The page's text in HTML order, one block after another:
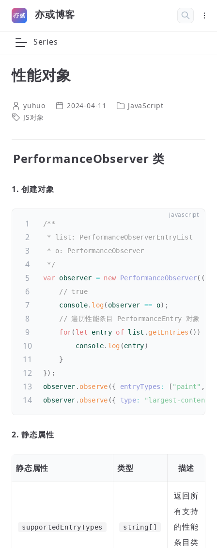
亦或博客
Series
性能对象
yuhuo 2024-04-11
JavaScript
JS对象
PerformanceObserver 类
1. 创建对象
/**
* list: PerformanceObserverEntryList
* o: PerformanceObserver
*/
var observer = new PerformanceObserver( (
// true
    console
. log ( observer == o) ;
// 遍历性能条目 PerformanceEntry 对象
for( let entry of list . getEntries ( ) )
        console
. log (entry)
}
}) ;
observer . observe ({ entryTypes : [ "paint" ,
observer . observe ({ type: "largest-
2. 静态属性
静态属性 类型 描述
supportedEntryTypes string[]
返回所
有支持
的性能
条目类